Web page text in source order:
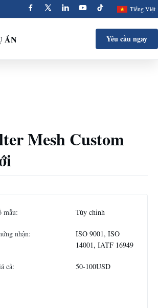
Tiếng Việt
ÁN Yêu cầu ngay
Mesh Custom
mẫu: Tùy chỉnh
nhận:
ISO 9001, ISO
14001, IATF 16949
cả: 50-100USD